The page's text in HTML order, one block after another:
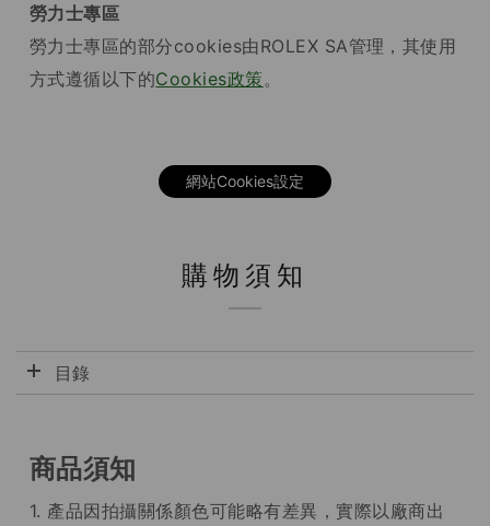
勞力士專區
勞力士專區的部分cookies由ROLEX SA管理，其使用
方式遵循以下的Cookies政策。
網站Cookies設定
購物須知
目錄
商品須知
1. 產品因拍攝關係顏色可能略有差異，實際以廠商出